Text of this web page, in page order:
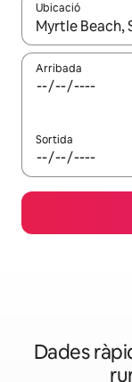
Ubicació
Quan els
Arribada
Sortida
Dades